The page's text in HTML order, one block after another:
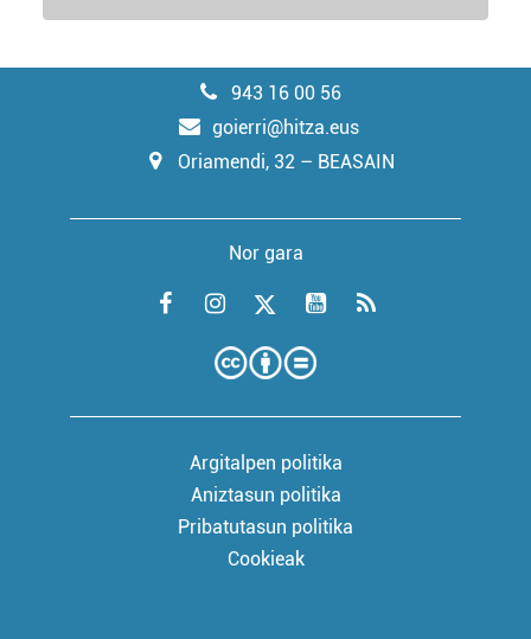
943 16 00 56
goierri@hitza.eus
Oriamendi, 32 – BEASAIN
Nor gara
Argitalpen politika
Aniztasun politika
Pribatutasun politika
Cookieak